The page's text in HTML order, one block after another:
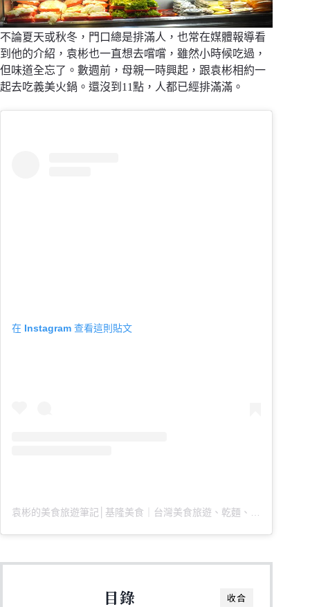
不論夏天或秋冬，門口總是排滿人，也常在媒體報導看
到他的介紹，袁彬也一直想去嚐嚐，雖然小時候吃過，
但味道全忘了。數週前，母親一時興起，跟袁彬相約一
起去吃義美火鍋。還沒到11點，人都已經排滿滿。
在 Instagram 查看這則貼文
袁彬的美食旅遊筆記│基隆美食｜台灣美食旅遊、乾麵、火鍋（@peter19911991）分享的貼文
收合
目錄